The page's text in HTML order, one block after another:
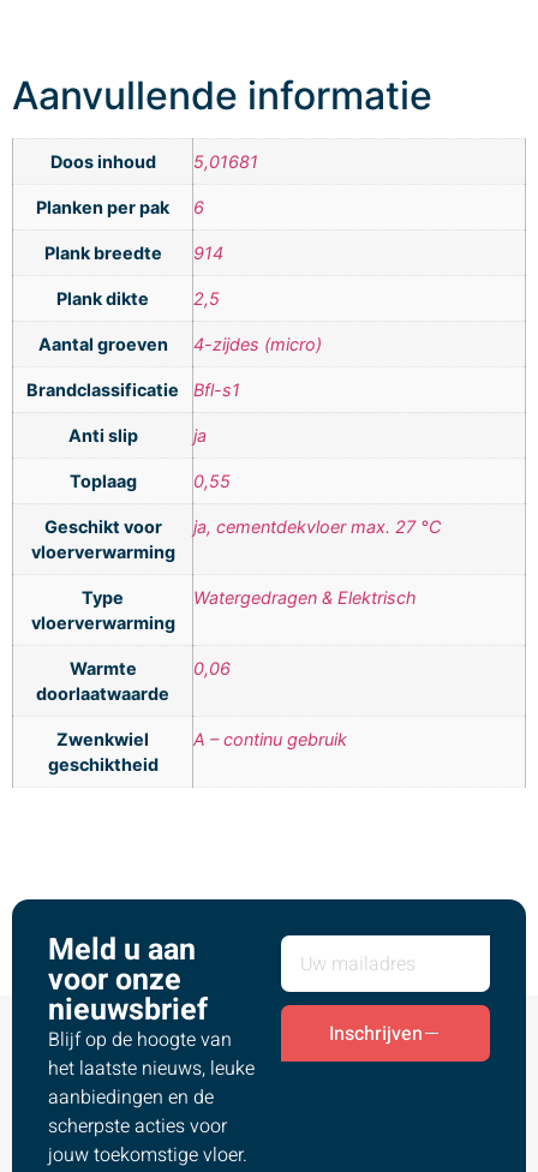
Aanvullende informatie
Doos inhoud 5,01681
Planken per pak 6
Plank breedte 914
Plank dikte 2,5
Aantal groeven 4-zijdes (micro)
Brandclassificatie Bfl-s1
Anti slip ja
Toplaag 0,55
Geschikt voor
vloerverwarming
ja, cementdekvloer max. 27 °C
Type
vloerverwarming
Watergedragen & Elektrisch
Warmte
doorlaatwaarde
0,06
Zwenkwiel
geschiktheid
A – continu gebruik
Meld u aan
voor onze
nieuwsbrief
Blijf op de hoogte van
het laatste nieuws, leuke
aanbiedingen en de
scherpste acties voor
jouw toekomstige vloer.
Inschrijven